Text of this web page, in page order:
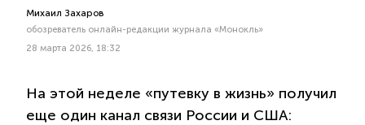
Михаил Захаров
обозреватель онлайн-редакции журнала «Монокль»
28 марта 2026, 18:32
На этой неделе «путевку в жизнь» получил
еще один канал связи России и США: